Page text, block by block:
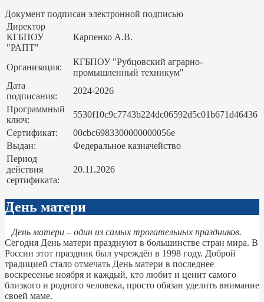
Документ подписан электронной подписью
Директор
КГБПОУ
"РАПТ"
Карпенко А.В.
Организация:
КГБПОУ "Рубцовский аграрно-
промышленный техникум"
Дата
подписания:
2024-2026
Программный
ключ:
5530f10c9c7743b224dc06592d5c01b671d46436
Сертификат:
00cbc6983300000000056e
Выдан:
Федеральное казначейство
Период
действия
сертификата:
20.11.2026
День матери
День матери – один из самых трогательных праздников.
Сегодня День матери празднуют в большинстве стран мира. В
России этот праздник был учреждён в 1998 году. Доброй
традицией стало отмечать День матери в последнее
воскресенье ноября и каждый, кто любит и ценит самого
близкого и родного человека, просто обязан уделить внимание
своей маме.